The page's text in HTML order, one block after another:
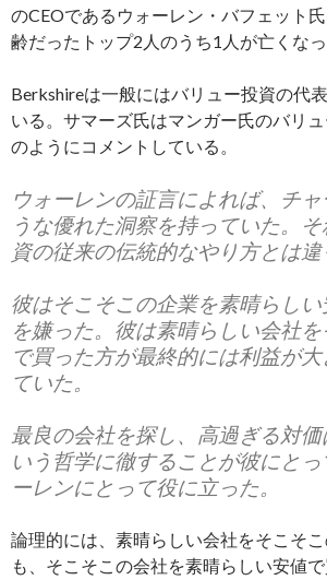
のCEOであるウォーレン・バフェット
齢だったトップ2人のうち1人が亡くなっ
Berkshireは一般にはバリュー投資の代
いる。サマーズ氏はマンガー氏のバリ
のようにコメントしている。
ウォーレンの証言によれば、チ
うな優れた洞察を持っていた。
資の従来の伝統的なやり方とは違
彼はそこそこの企業を素晴らし
を嫌った。彼は素晴らしい会社
で買った方が最終的には利益が
ていた。
最良の会社を探し、高過ぎる対
いう哲学に徹することが彼にと
ーレンにとって役に立った。
論理的には、素晴らしい会社をそこそ
も、そこそこの会社を素晴らしい安値